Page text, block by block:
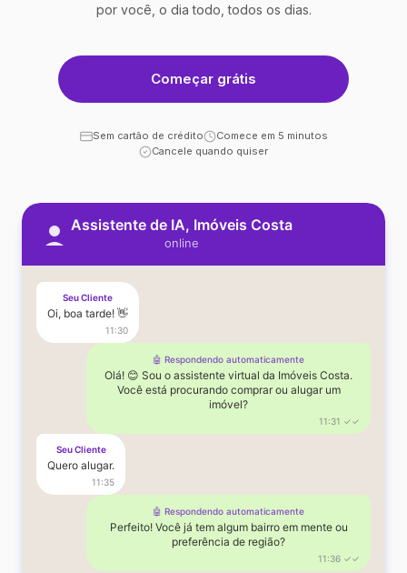
por você, o dia todo, todos os dias.
Começar grátis
Sem cartão de crédito
Comece em 5 minutos
Cancele quando quiser
Assistente de IA, Imóveis Costa
online
Seu Cliente
Oi, boa tarde! 👋
11:30
🤖 Respondendo automaticamente
Olá! 😊 Sou o assistente virtual da Imóveis Costa.
Você está procurando comprar ou alugar um
imóvel?
11:31 ✓✓
Seu Cliente
Quero alugar.
11:35
🤖 Respondendo automaticamente
Perfeito! Você já tem algum bairro em mente ou
preferência de região?
11:36 ✓✓